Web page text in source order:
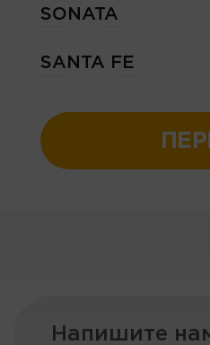
SONATA
SANTA FE
Напишите